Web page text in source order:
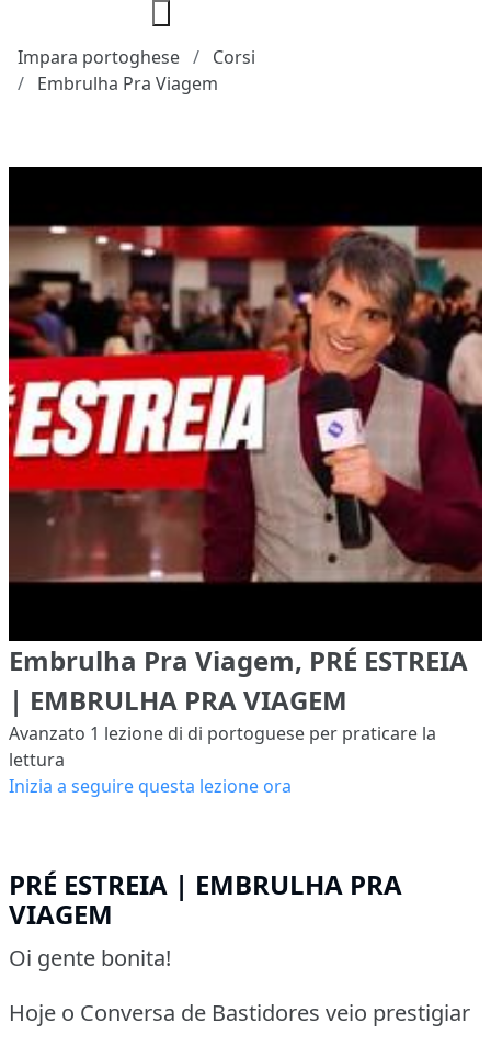
Impara portoghese
Corsi
Embrulha Pra Viagem
Embrulha Pra Viagem, PRÉ ESTREIA
| EMBRULHA PRA VIAGEM
Avanzato 1 lezione di di portoguese per praticare la
lettura
Inizia a seguire questa lezione ora
PRÉ ESTREIA | EMBRULHA PRA
VIAGEM
Oi gente bonita!
Hoje o Conversa de Bastidores veio prestigiar